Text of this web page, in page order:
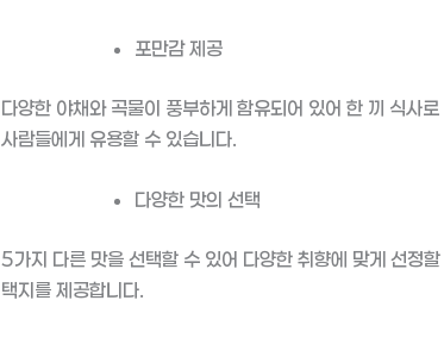
포만감 제공
다양한 야채와 곡물이 풍부하게 함유되어 있어 한 끼 식사
사람들에게 유용할 수 있습니다.
다양한 맛의 선택
5가지 다른 맛을 선택할 수 있어 다양한 취향에 맞게 선정
택지를 제공합니다.